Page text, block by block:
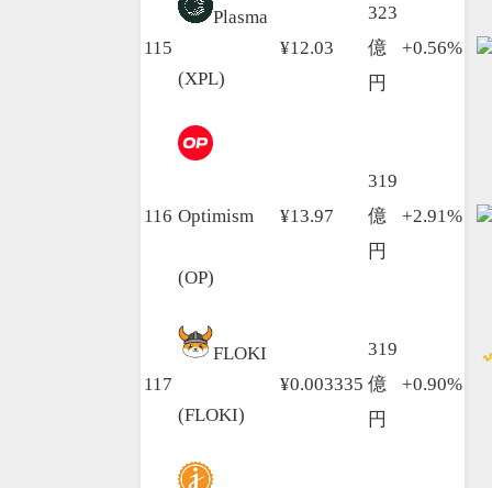
115
Plasma
(XPL)
¥12.03
323
億
円
+0.56%
116 Optimism
(OP)
¥13.97
319
億
円
+2.91%
117
FLOKI
(FLOKI)
¥0.003335
319
億
円
+0.90%